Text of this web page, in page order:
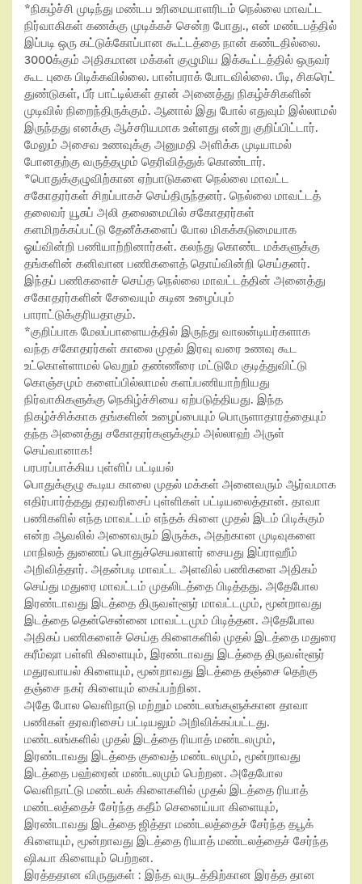
*நிகழ்ச்சி முடிந்து மண்டப உரிமையாளரிடம் நெல்லை மாவட்ட
நிர்வாகிகள் கணக்கு முடிக்கச் சென்ற போது., என் மண்டபத்தில்
இப்படி ஒரு கட்டுக்கோப்பான கூட்டத்தை நான் கண்டதில்லை.
3000க்கும் அதிகமான மக்கள் குழுமிய இக்கூட்டத்தில் ஒருவர்
கூட புகை பிடிக்கவில்லை. பான்பராக் போடவில்லை. பீடி, சிகரெட்
துண்டுகள், பீர் பாட்டில்கள் தான் அனைத்து நிகழ்ச்சிகளின்
முடிவில் நிறைந்திருக்கும். ஆனால் இது போல் எதுவும் இல்லாமல்
இருந்தது எனக்கு ஆச்சரியமாக உள்ளது என்று குறிப்பிட்டார்.
மேலும் அசைவ உணவுக்கு அனுமதி அளிக்க முடியாமல்
போனதற்கு வருத்தமும் தெரிவித்துக் கொண்டார்.
*பொதுக்குழுவிற்கான ஏற்பாடுகளை நெல்லை மாவட்ட
சகோதரர்கள் சிறப்பாகச் செய்திருந்தனர். நெல்லை மாவட்டத்
தலைவர் யூசுப் அலி தலைமையில் சகோதரர்கள்
களமிறக்கப்பட்டு தேனீக்களைப் போல மிகக்கடுமையாக
ஓய்வின்றி பணியாற்றினார்கள். கலந்து கொண்ட மக்களுக்கு
தங்களின் கனிவான பணிகளைத் தொய்வின்றி செய்தனர்.
இந்தப் பணிகளைச் செய்த நெல்லை மாவட்டத்தின் அனைத்து
சகோதரர்களின் சேவையும் கடின உழைப்பும்
பாராட்டுக்குரியதாகும்.
*குறிப்பாக மேலப்பாளையத்தில் இருந்து வாலன்டியர்களாக
வந்த சகோதரர்கள் காலை முதல் இரவு வரை உணவு கூட
உட்கொள்ளாமல் வெறும் தண்ணீரை மட்டுமே குடித்துவிட்டு
கொஞ்சமும் களைப்பில்லாமல் களப்பணியாற்றியது
நிர்வாகிகளுக்கு நெகிழ்ச்சியை ஏற்படுத்தியது. இந்த
நிகழ்ச்சிக்காக தங்களின் உழைப்பையும் பொருளாதாரத்தையும்
தந்த அனைத்து சகோதரர்களுக்கும் அல்லாஹ் அருள்
செய்வானாக!
பரபரப்பாக்கிய புள்ளிப் பட்டியல்
பொதுக்குழு கூடிய காலை முதல் மக்கள் அனைவரும் ஆர்வமாக
எதிர்பார்த்தது தரவரிசைப் புள்ளிகள் பட்டியலைத்தான். தாவா
பணிகளில் எந்த மாவட்டம் எந்தக் கிளை முதல் இடம் பிடிக்கும்
என்ற ஆவலில் அனைவரும் இருக்க, அதற்கான முடிவுகளை
மாநிலத் துணைப் பொதுச்செயலாளர் சையது இப்ராஹீம்
அறிவித்தார். அதன்படி மாவட்ட அளவில் பணிகளை அதிகம்
செய்து மதுரை மாவட்டம் முதலிடத்தை பிடித்தது. அதேபோல
இரண்டாவது இடத்தை திருவள்ளூர் மாவட்டமும், மூன்றாவது
இடத்தை தென்சென்னை மாவட்டமும் பிடித்தன. அதேபோல
அதிகப் பணிகளைச் செய்த கிளைகளில் முதல் இடத்தை மதுரை
கரீம்ஷா பள்ளி கிளையும், இரண்டாவது இடத்தை திருவள்ளூர்
மதுரவாயல் கிளையும், மூன்றாவது இடத்தை தஞ்சை தெற்கு
தஞ்சை நகர் கிளையும் கைப்பற்றின.
அதே போல வெளிநாடு மற்றும் மண்டலங்களுக்கான தாவா
பணிகள் தரவரிசைப் பட்டியலும் அறிவிக்கப்பட்டது.
மண்டலங்களில் முதல் இடத்தை ரியாத் மண்டலமும்,
இரண்டாவது இடத்தை குவைத் மண்டலமும், மூன்றாவது
இடத்தை பஹ்ரைன் மண்டலமும் பெற்றன. அதேபோல
வெளிநாட்டு மண்டலக் கிளைகளில் முதல் இடத்தை ரியாத்
மண்டலத்தைச் சேர்ந்த கதீம் செனைய்யா கிளையும்,
இரண்டாவது இடத்தை ஜித்தா மண்டலத்தைச் சேர்ந்த தபூக்
கிளையும், மூன்றாவது இடத்தை ரியாத் மண்டலத்தைச் சேர்ந்த
ஷிஃபா கிளையும் பெற்றன.
இரத்ததான விருதுகள் : இந்த வருடத்திற்கான இரத்த தான